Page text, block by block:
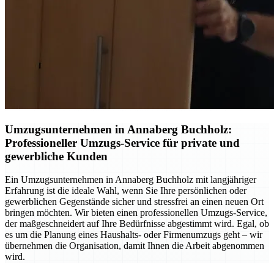
Umzugsunternehmen in Annaberg Buchholz:
Professioneller Umzugs-Service für private und
gewerbliche Kunden
Ein Umzugsunternehmen in Annaberg Buchholz mit langjähriger
Erfahrung ist die ideale Wahl, wenn Sie Ihre persönlichen oder
gewerblichen Gegenstände sicher und stressfrei an einen neuen Ort
bringen möchten. Wir bieten einen professionellen Umzugs-Service,
der maßgeschneidert auf Ihre Bedürfnisse abgestimmt wird. Egal, ob
es um die Planung eines Haushalts- oder Firmenumzugs geht – wir
übernehmen die Organisation, damit Ihnen die Arbeit abgenommen
wird.